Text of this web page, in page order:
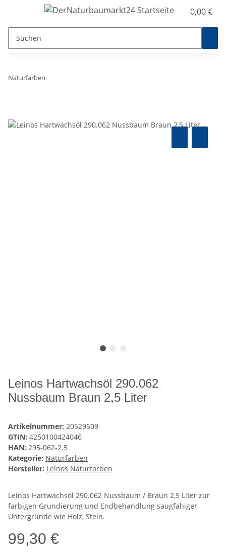
0,00 €
Naturfarben
Leinos Hartwachsöl 290.062
Nussbaum Braun 2,5 Liter
Artikelnummer: 20529509
GTIN: 4250100424046
HAN: 295-062-2.5
Kategorie: Naturfarben
Hersteller: Leinos Naturfarben
Leinos Hartwachsöl 290.062 Nussbaum / Braun 2,5 Liter zur
farbigen Grundierung und Endbehandlung saugfähiger
Untergründe wie Holz, Stein.
99,30 €